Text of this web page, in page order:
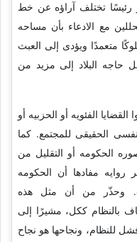
تختلف آراؤه عن خط
مع الادعاء بأن مساحه
متعمدًا ویؤدی إلى العبث
البلاد إلى مزید من
الفئویه أو الحزبیه أو
الحقیقی للمجتمع. کما
صوره الحکومه أو التقلیل من
روایه مفادها أن الحکومه
وحذّر من أن مثل هذه
بالنظام ککل، مشیرًا إلى
للنظام، ونجاحها هو نجاح